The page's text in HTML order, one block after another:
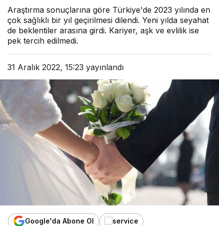
Araştırma sonuçlarına göre Türkiye'de 2023 yılında en
çok sağlıklı bir yıl geçirilmesi dilendi. Yeni yılda seyahat
de beklentiler arasına girdi. Kariyer, aşk ve evlilik ise
pek tercih edilmedi.
31 Aralık 2022, 15:23 yayınlandı
Google'da Abone Ol